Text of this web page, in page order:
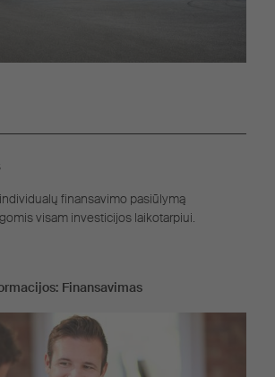
finansavimo pasiūlymą
visam investicijos laikotarpiui.
Finansavimas